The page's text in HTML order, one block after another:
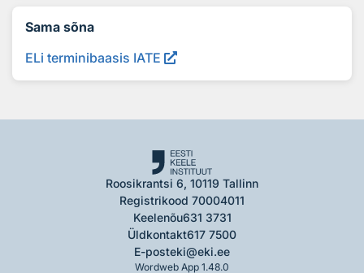
Sama sõna
ELi terminibaasis IATE
Roosikrantsi 6, 10119 Tallinn
Registrikood 70004011
Keelenõu631 3731
Üldkontakt617 7500
E-posteki@eki.ee
Wordweb App 1.48.0